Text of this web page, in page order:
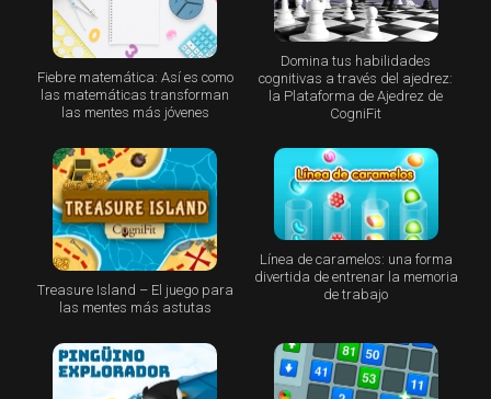
Fiebre matemática: Así es como
las matemáticas transforman
las mentes más jóvenes
Domina tus habilidades
cognitivas a través del ajedrez:
la Plataforma de Ajedrez de
CogniFit
Treasure Island – El juego para
las mentes más astutas
Línea de caramelos: una forma
divertida de entrenar la memoria
de trabajo